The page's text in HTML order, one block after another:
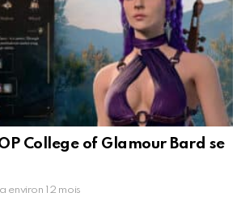
College of Glamour Bard se
environ 12 mois